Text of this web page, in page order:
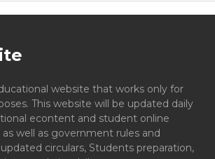
website that works only for
This website will be updated daily
econtent and student online
well as government rules and
circulars, Students preparation,